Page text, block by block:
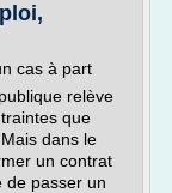
cas à part
relève
que
dans le
un contrat
de passer un